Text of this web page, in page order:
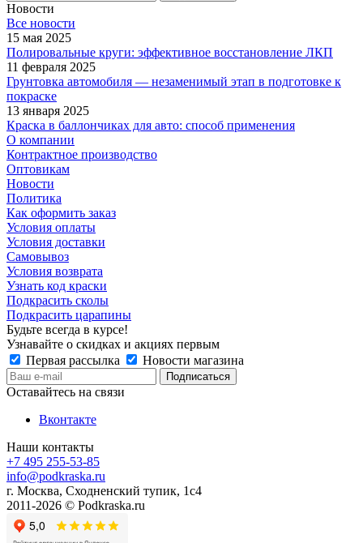
Новости
Все новости
15 мая 2025
Полировальные круги: эффективное восстановление ЛКП
11 февраля 2025
Грунтовка автомобиля — незаменимый этап в подготовке к
покраске
13 января 2025
Краска в баллончиках для авто: способ применения
О компании
Контрактное производство
Оптовикам
Новости
Политика
Как оформить заказ
Условия оплаты
Условия доставки
Самовывоз
Условия возврата
Узнать код краски
Подкрасить сколы
Подкрасить царапины
Будьте всегда в курсе!
Узнавайте о скидках и акциях первым
Первая рассылка
Новости магазина
Оставайтесь на связи
Вконтакте
Наши контакты
+7 495 255-53-85
info@podkraska.ru
г. Москва, Сходненский тупик, 1с4
2011-2026 © Podkraska.ru